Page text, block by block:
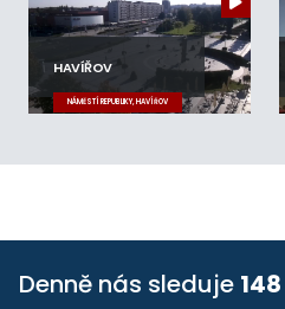
HAVÍŘOV
NÁMĚSTÍ REPUBLIKY, HAVÍŘOV
Denně nás sleduje